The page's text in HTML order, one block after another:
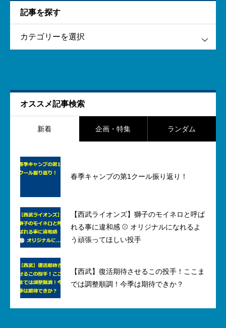
記事を探す
オススメ記事検索
新着 企画・特集 ランダム
春季キャンプの第1クール振り返り！
【西武ライオンズ】獅子のモイネロと呼ば
れる事に違和感 ⚾ オリジナルになれるよ
う頑張ってほしい投手
【西武】復活期待させるこの投手！ここま
では調整順調！今季は期待できか？